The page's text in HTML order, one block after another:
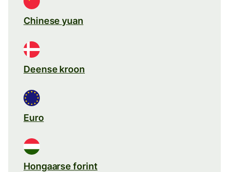
Chinese yuan
Deense kroon
Euro
Hongaarse forint